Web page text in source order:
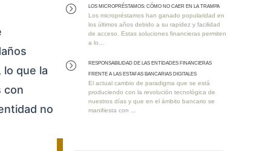
que la
con
no
= Los MICROPRÉSTAMOS: Cómo No Caer en la Trampa
Los micropréstamos han ganado popularidad en
los últimos años debido a su rapidez y facilidad
de acceso. Estas soluciones financieras permiten
a lo...
=
RESPONSABILIDAD DE LAS ENTIDADES FINANCIERAS
FRENTE A LAS ESTAFAS BANCARIAS DIGITALES
El actual cambio de paradigma que se está
produciendo con la revolución tecnológica de
nuestros días y que en el ámbito bancario se
manifiesta con ...